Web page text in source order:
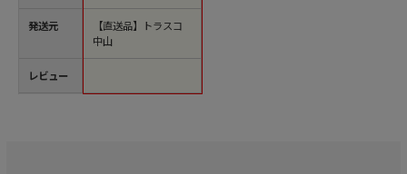
発送元
レビュー
【直送品】トラスコ
中山